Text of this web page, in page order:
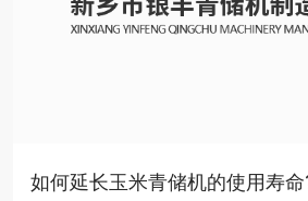
如何延长玉米青储机的使用寿命